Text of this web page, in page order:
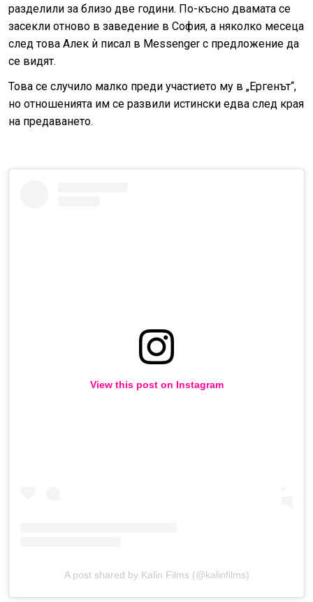
разделили за близо две години. По-късно двамата се
засекли отново в заведение в София, а няколко месеца
след това Алек ѝ писал в Messenger с предложение да
се видят.
Това се случило малко преди участието му в „Ергенът“,
но отношенията им се развили истински едва след края
на предаването.
View this post on Instagram
A post shared by Kalin Films (@kalinfilms)